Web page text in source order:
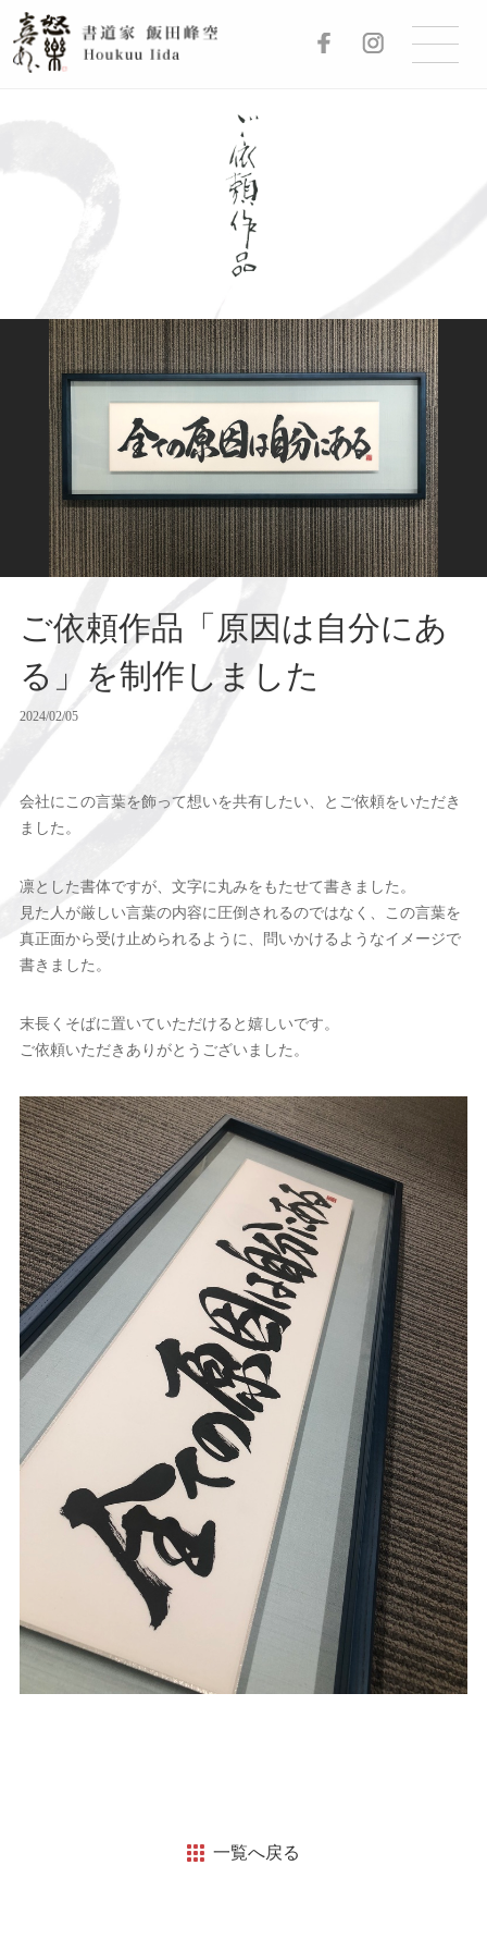
ご依頼作品「原因は自分にあ
る」を制作しました
2024/02/05
会社にこの言葉を飾って想いを共有したい、とご依頼をいただき
ました。
凛とした書体ですが、文字に丸みをもたせて書きました。
見た人が厳しい言葉の内容に圧倒されるのではなく、この言葉を
真正面から受け止められるように、問いかけるようなイメージで
書きました。
末長くそばに置いていただけると嬉しいです。
ご依頼いただきありがとうございました。
一覧へ戻る